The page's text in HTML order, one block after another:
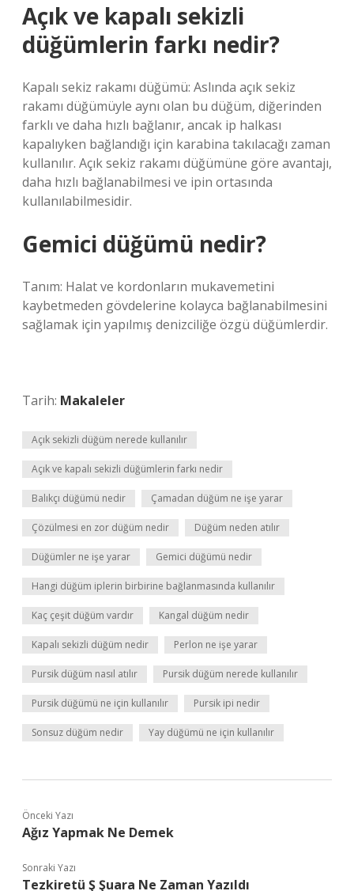
Açık ve kapalı sekizli
düğümlerin farkı nedir?
Kapalı sekiz rakamı düğümü: Aslında açık sekiz
rakamı düğümüyle aynı olan bu düğüm, diğerinden
farklı ve daha hızlı bağlanır, ancak ip halkası
kapalıyken bağlandığı için karabina takılacağı zaman
kullanılır. Açık sekiz rakamı düğümüne göre avantajı,
daha hızlı bağlanabilmesi ve ipin ortasında
kullanılabilmesidir.
Gemici düğümü nedir?
Tanım: Halat ve kordonların mukavemetini
kaybetmeden gövdelerine kolayca bağlanabilmesini
sağlamak için yapılmış denizciliğe özgü düğümlerdir.
Tarih: Makaleler
Açık sekizli düğüm nerede kullanılır
Açık ve kapalı sekizli düğümlerin farkı nedir
Balıkçı düğümü nedir Çamadan düğüm ne işe yarar
Çözülmesi en zor düğüm nedir Düğüm neden atılır
Düğümler ne işe yarar Gemici düğümü nedir
Hangi düğüm iplerin birbirine bağlanmasında kullanılır
Kaç çeşit düğüm vardır Kangal düğüm nedir
Kapalı sekizli düğüm nedir Perlon ne işe yarar
Pursik düğüm nasıl atılır Pursik düğüm nerede kullanılır
Pursik düğümü ne için kullanılır Pursik ipi nedir
Sonsuz düğüm nedir Yay düğümü ne için kullanılır
Önceki Yazı
Ağız Yapmak Ne Demek
Sonraki Yazı
Tezkiretü Ş Şuara Ne Zaman Yazıldı